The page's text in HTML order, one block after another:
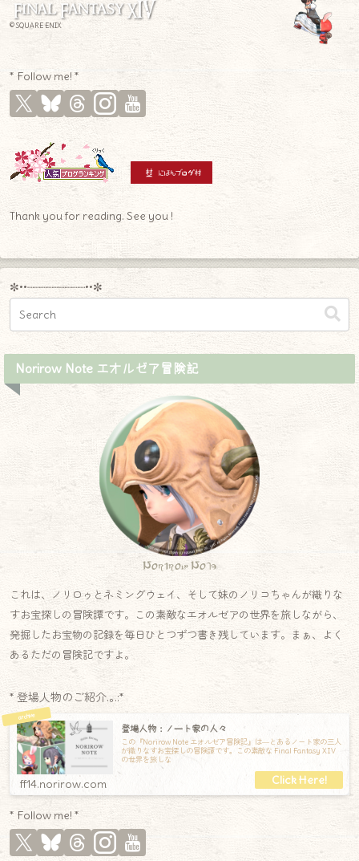
© SQUARE ENIX
* Follow me! *
Thank you for reading. See you !
✼••┈┈┈┈┈┈┈┈┈••✼
Norirow Note エオルゼア冒険記
Norirow Note
これは、ノリロゥとネミングウェイ、そして妹のノリコちゃんが織りな
すお宝探しの冒険譚です。この素敵なエオルゼアの世界を旅しながら、
発掘したお宝物の記録を毎日ひとつずつ書き残しています。まぁ、よく
あるただの冒険記ですよ。
* 登場人物のご紹介.｡.:*
登場人物：ノート家の人々
この『Norirow Note エオルゼア冒険記』は―とあるノート家の三人
が織りなすお宝探しの冒険譚です。この素敵な Final Fantasy XIV
の世界を旅しな
ff14.norirow.com
* Follow me! *